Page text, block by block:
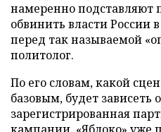
намеренно подставляют
обвинить власти России
перед так называемой
политолог.
По его словам, какой
базовым, будет зависеть
зарегистрированная